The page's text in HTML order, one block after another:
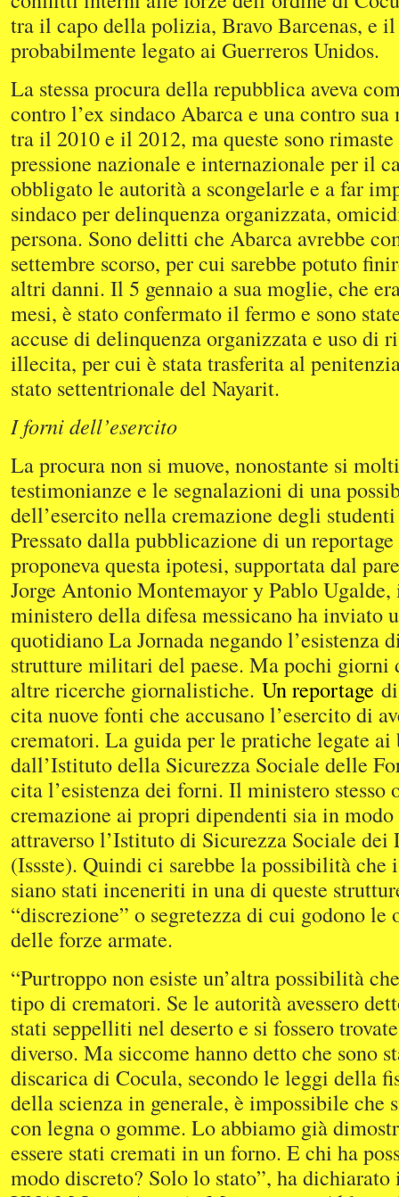
tra il capo della polizia, Bravo Barcenas, e il
probabilmente legato ai Guerreros Unidos.
La stessa procura della repubblica aveva
contro l’ex sindaco Abarca e una contro
tra il 2010 e il 2012, ma queste sono
pressione nazionale e internazionale per il
obbligato le autorità a scongelarle e a far
sindaco per delinquenza organizzata,
persona. Sono delitti che Abarca avrebbe
settembre scorso, per cui sarebbe potuto
altri danni. Il 5 gennaio a sua moglie, che
mesi, è stato confermato il fermo e sono
accuse di delinquenza organizzata e uso di
illecita, per cui è stata trasferita al
stato settentrionale del Nayarit.
I forni dell’esercito
La procura non si muove, nonostante si
testimonianze e le segnalazioni di una
dell’esercito nella cremazione degli
Pressato dalla pubblicazione di un
proponeva questa ipotesi, supportata dal
Jorge Antonio Montemayor y Pablo
ministero della difesa messicano ha inviato
quotidiano La Jornada negando l’esistenza
strutture militari del paese. Ma pochi giorni
altre ricerche giornalistiche. Un reportage
cita nuove fonti che accusano l’esercito di
crematori. La guida per le pratiche legate
dall’Istituto della Sicurezza Sociale delle
cita l’esistenza dei forni. Il ministero stesso
cremazione ai propri dipendenti sia in
attraverso l’Istituto di Sicurezza Sociale
(Issste). Quindi ci sarebbe la possibilità
siano stati inceneriti in una di queste
“discrezione” o segretezza di cui godono le
delle forze armate.
“Purtroppo non esiste un’altra possibilità
tipo di crematori. Se le autorità avessero
stati seppelliti nel deserto e si fossero
diverso. Ma siccome hanno detto che sono
discarica di Cocula, secondo le leggi della
della scienza in generale, è impossibile che
con legna o gomme. Lo abbiamo già
essere stati cremati in un forno. E chi ha
modo discreto? Solo lo stato”, ha